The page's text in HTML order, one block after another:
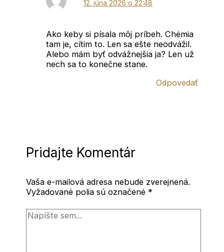
12. júna 2026 o 22:48
Ako keby si písala môj príbeh. Chémia
tam je, cítim to. Len sa ešte neodvážil.
Alebo mám byť odvážnejšia ja? Len už
nech sa to konečne stane.
Odpovedať
Pridajte Komentár
Vaša e-mailová adresa nebude zverejnená.
Vyžadované polia sú označené *
Napíšte